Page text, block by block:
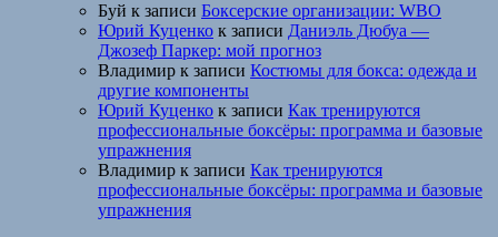
Буй к записи Боксерские организации: WBO
Юрий Куценко к записи Даниэль Дюбуа —
Джозеф Паркер: мой прогноз
Владимир к записи Костюмы для бокса: одежда и
другие компоненты
Юрий Куценко к записи Как тренируются
профессиональные боксёры: программа и базовые
упражнения
Владимир к записи Как тренируются
профессиональные боксёры: программа и базовые
упражнения